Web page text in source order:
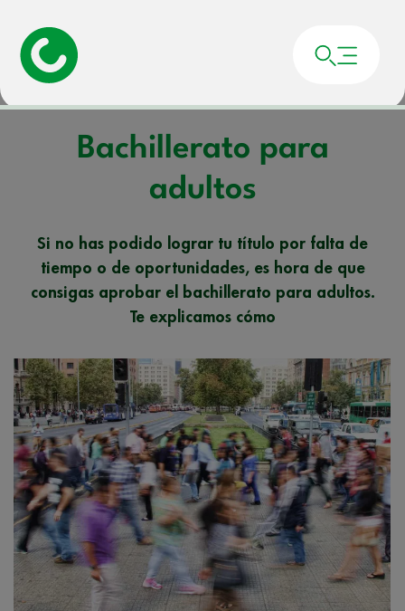
Portada»
Bachillerato para
adultos
Si no has podido lograr tu título por falta de
tiempo o de oportunidades, es hora de que
consigas aprobar el bachillerato para adultos.
Te explicamos cómo